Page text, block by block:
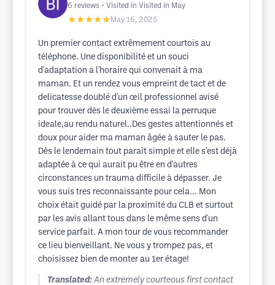
6 reviews • Visited in Visited in May
★★★★★ May 16, 2025
Un premier contact extrêmement courtois au
téléphone. Une disponibilité et un souci
d'adaptation a l'horaire qui convenait à ma
maman. Et un rendez vous empreint de tact et de
delicatesse doublé d'un œil professionnel avisé
pour trouver dès le deuxième essai la perruque
ideale,au rendu naturel..Des gestes attentionnés et
doux pour aider ma maman âgée à sauter le pas.
Dès le lendemain tout paraît simple et elle s'est déjà
adaptée à ce qui aurait pu être en d'autres
circonstances un trauma difficile à dépasser. Je
vous suis tres reconnaissante pour cela... Mon
choix était guidé par la proximité du CLB et surtout
par les avis allant tous dans le même sens d'un
service parfait. A mon tour de vous recommander
ce lieu bienveillant. Ne vous y trompez pas, et
choisissez bien de monter au 1er étage!
Translated: An extremely courteous first contact